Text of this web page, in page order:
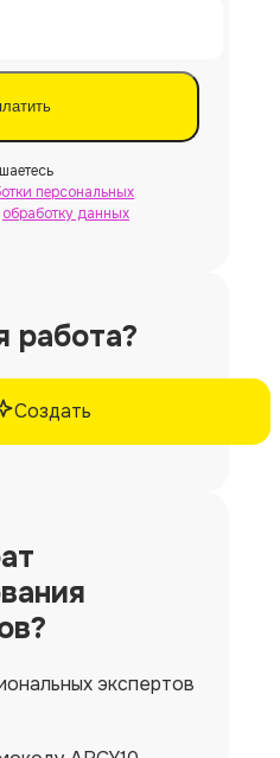
персональных
обработку данных
работа?
Создать
экспертов